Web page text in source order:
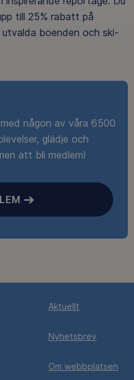
till 25% rabatt på
boenden och ski-
någon av våra 6500
glädje och
att bli medlem!
Aktuellt
Nyhetsbrev
Om webbplatsen